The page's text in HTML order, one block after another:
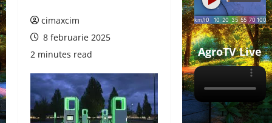
cimaxcim
8 februarie 2025
2 minutes read
AgroTV Live